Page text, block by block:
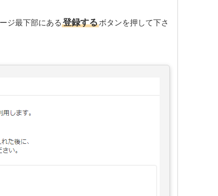
ジ最下部にある 登録するボタンを押して下さ